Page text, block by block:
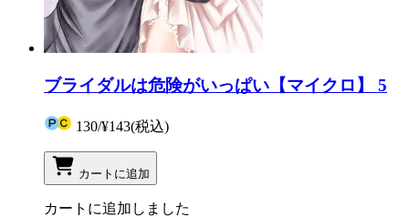
ブライダルは危険がいっぱい【マイクロ】 5
130/¥143(税込)
カートに追加
カートに追加しました